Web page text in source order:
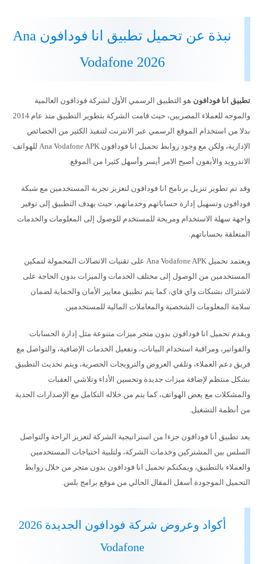
نبذة عن تحميل تطبيق انا فودافون Ana
Vodafone 2026
تطبيق انا فودافون هو التطبيق الرسمي الأول لشركة فودافون العالمية
والموجه للعملاء المصريين، حيث قامت الشركة بتطوير التطبيق منذ عام 2014
بدلا من استخدام الموقع الرسمي عبر الانترنت لتنفيذ الكثير من الخصائص
الإدارية، ولكن مع وجود روابط تحميل انا فودافون Ana Vodafone APK للهواتف
الاندرويد والأيفون أصبح الامر أيسر وأسهل كثيرا من الموقع.
وقد تم تطوير تنزيل برنامج انا فودافون لتعزيز تجربة المستخدمين مع شبكة
فودافون وتسهيل إدارة حساباتهم وخدماتهم، حيث يهدف التطبيق إلى توفير
واجهة سهلة الاستخدام ومريحة للمستخدم للوصول إلى المعلومات والخدمات
المتعلقة بحساباتهم.
ويعتمد تحميل Ana Vodafone APK على تقنيات الاتصالات المحمولة لتمكين
المستخدمين من الوصول إلى مختلف الخدمات والميزات بدون الحاجة على
لاشتراك بشبكات واي فاي، كما يتم تطبيق معايير الأمان والحماية لضمان
سلامة المعلومات الشخصية والمعاملات المالية للمستخدمين.
ويقدم تحميل انا فودافون بدون متجر ميزات متنوعة مثل إدارة الحسابات
والفواتير، ومراقبة استخدام البيانات، وتفعيل الخدمات الإضافية، والتواصل مع
فريق دعم العملاء، وتلقي العروض والترويجات الحصرية، ويتم تحديث التطبيق
بشكل منتظم لإضافة ميزات جديدة وتحسين الأداء وتلاشي العقبات
والمشكلات مع بعض الهواتف، كما يتم من خلاله التكامل مع الإصدارات الجدية
من أنظمة التشغيل.
يعد تطبيق أنا فودافون جزءا من استراتيجية الشركة لتعزيز الراحة والتواصل
السلس بين المشتركين وخدمات الشركة، ولتلبية احتياجات المستخدمين
والعملاء بالتطبيق، ويمكنكم تحميل انا فودافون بدون متجر من خلال روابط
التحميل الموجودة أسفل المقال الحالي من موقع برامج بلس.
أكواد وعروض شركة فودافون الجديدة 2026
Vodafone